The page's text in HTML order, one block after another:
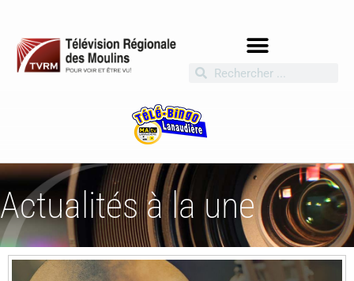
Actualités à la une